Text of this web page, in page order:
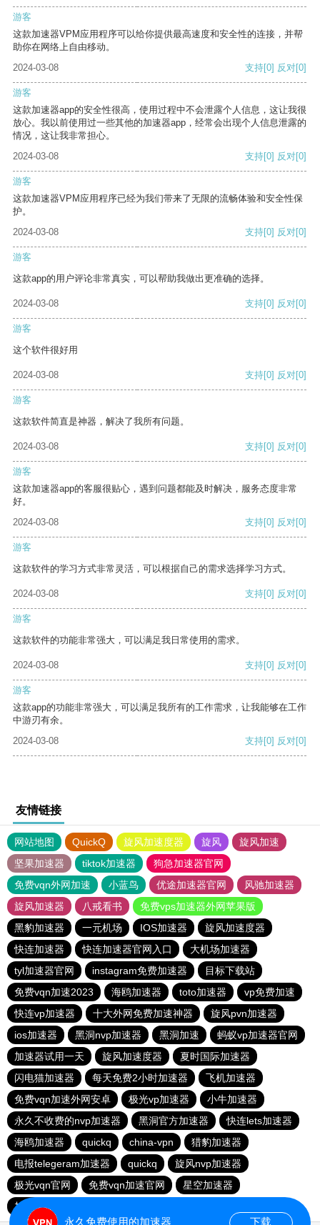
游客
这款加速器VPM应用程序可以给你提供最高速度和安全性的连接，并帮
助你在网络上自由移动。
2024-03-08
支持[0] 反对[0]
游客
这款加速器app的安全性很高，使用过程中不会泄露个人信息，这让我很
放心。我以前使用过一些其他的加速器app，经常会出现个人信息泄露的
情况，这让我非常担心。
2024-03-08
支持[0] 反对[0]
游客
这款加速器VPM应用程序已经为我们带来了无限的流畅体验和安全性保
护。
2024-03-08
支持[0] 反对[0]
游客
这款app的用户评论非常真实，可以帮助我做出更准确的选择。
2024-03-08 支持[0] 反对[0]
游客
这个软件很好用
2024-03-08 支持[0] 反对[0]
游客
这款软件简直是神器，解决了我所有问题。
2024-03-08 支持[0] 反对[0]
游客
这款加速器app的客服很贴心，遇到问题都能及时解决，服务态度非常
好。
2024-03-08
支持[0] 反对[0]
游客
这款软件的学习方式非常灵活，可以根据自己的需求选择学习方式。
2024-03-08 支持[0] 反对[0]
游客
这款软件的功能非常强大，可以满足我日常使用的需求。
2024-03-08 支持[0] 反对[0]
游客
这款app的功能非常强大，可以满足我所有的工作需求，让我能够在工作
中游刃有余。
2024-03-08
支持[0] 反对[0]
友情链接
网站地图 QuickQ 旋风加速度器 旋风
旋风加速
坚果加速器
tiktok加速器
狗急加速器官网
免费vqn外网加速
小蓝鸟 优途加速器官网
风驰加速器
旋风加速器
八戒看书
免费vps加速器外网苹果版
黑豹加速器
一元机场 IOS加速器
旋风加速度器
快连加速器
快连加速器官网入口
大机场加速器
tyl加速器官网
instagram免费加速器
目标下载站
免费vqn加速2023
海鸥加速器 toto加速器
vp免费加速
快连vp加速器
十大外网免费加速神器
旋风pvn加速器
ios加速器
黑洞nvp加速器 黑洞加速
蚂蚁vp加速器官网
加速器试用一天
旋风加速度器
夏时国际加速器
闪电猫加速器
每天免费2小时加速器
飞机加速器
免费vqn加速外网安卓
极光vp加速器
小牛加速器
永久不收费的nvp加速器
黑洞官方加速器
快连lets加速器
海鸥加速器
quickq china-vpn
猎豹加速器
电报telegeram加速器
quickq
旋风nvp加速器
极光vqn官网
免费vqn加速官网
星空加速器
加速器试用两小时
永久免费使用的加速器 下载